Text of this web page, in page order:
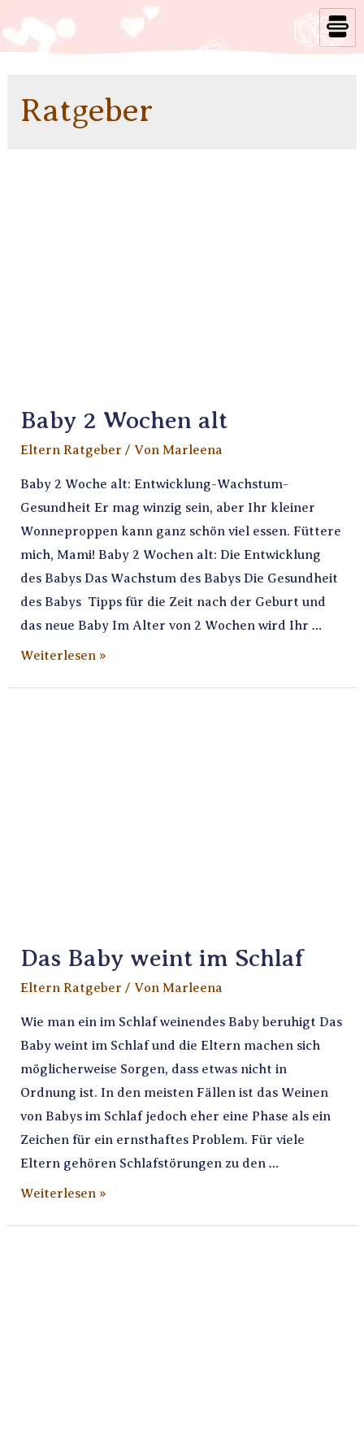
Ratgeber
Baby 2 Wochen alt
Eltern Ratgeber / Von Marleena
Baby 2 Woche alt: Entwicklung-Wachstum-
Gesundheit Er mag winzig sein, aber Ihr kleiner
Wonneproppen kann ganz schön viel essen. Füttere
mich, Mami! Baby 2 Wochen alt: Die Entwicklung
des Babys Das Wachstum des Babys Die Gesundheit
des Babys Tipps für die Zeit nach der Geburt und
das neue Baby Im Alter von 2 Wochen wird Ihr …
Weiterlesen »
Das Baby weint im Schlaf
Eltern Ratgeber / Von Marleena
Wie man ein im Schlaf weinendes Baby beruhigt Das
Baby weint im Schlaf und die Eltern machen sich
möglicherweise Sorgen, dass etwas nicht in
Ordnung ist. In den meisten Fällen ist das Weinen
von Babys im Schlaf jedoch eher eine Phase als ein
Zeichen für ein ernsthaftes Problem. Für viele
Eltern gehören Schlafstörungen zu den …
Weiterlesen »